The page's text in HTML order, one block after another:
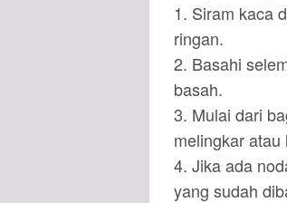
1. Siram kaca
ringan.
2. Basahi
basah.
3. Mulai dari
melingkar
4. Jika ada
yang sudah